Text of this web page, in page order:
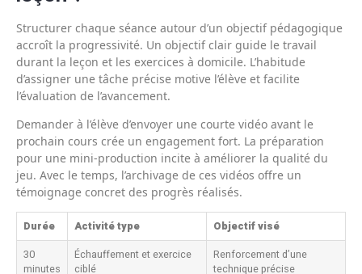
Structurer chaque séance autour d’un objectif pédagogique
accroît la progressivité. Un objectif clair guide le travail
durant la leçon et les exercices à domicile. L’habitude
d’assigner une tâche précise motive l’élève et facilite
l’évaluation de l’avancement.
Demander à l’élève d’envoyer une courte vidéo avant le
prochain cours crée un engagement fort. La préparation
pour une mini-production incite à améliorer la qualité du
jeu. Avec le temps, l’archivage de ces vidéos offre un
témoignage concret des progrès réalisés.
Durée Activité type
Objectif visé
30
minutes
Échauffement et exercice
ciblé
Renforcement d’une
technique précise